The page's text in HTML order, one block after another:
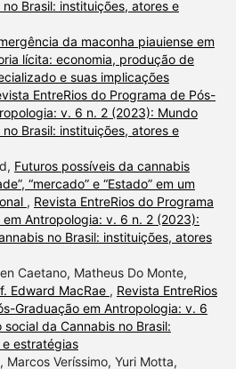
Brasil: instituições, atores e
da maconha piauiense em
lícita: economia, produção de
e suas implicações
EntreRios do Programa de Pós-
v. 6 n. 2 (2023): Mundo
Brasil: instituições, atores e
Futuros possíveis da cannabis
“mercado” e “Estado” em um
, Revista EntreRios do Programa
Antropologia: v. 6 n. 2 (2023):
no Brasil: instituições, atores
Caetano, Matheus Do Monte,
Edward MacRae , Revista EntreRios
Graduação em Antropologia: v. 6
da Cannabis no Brasil:
estratégias
Marcos Veríssimo, Yuri Motta,